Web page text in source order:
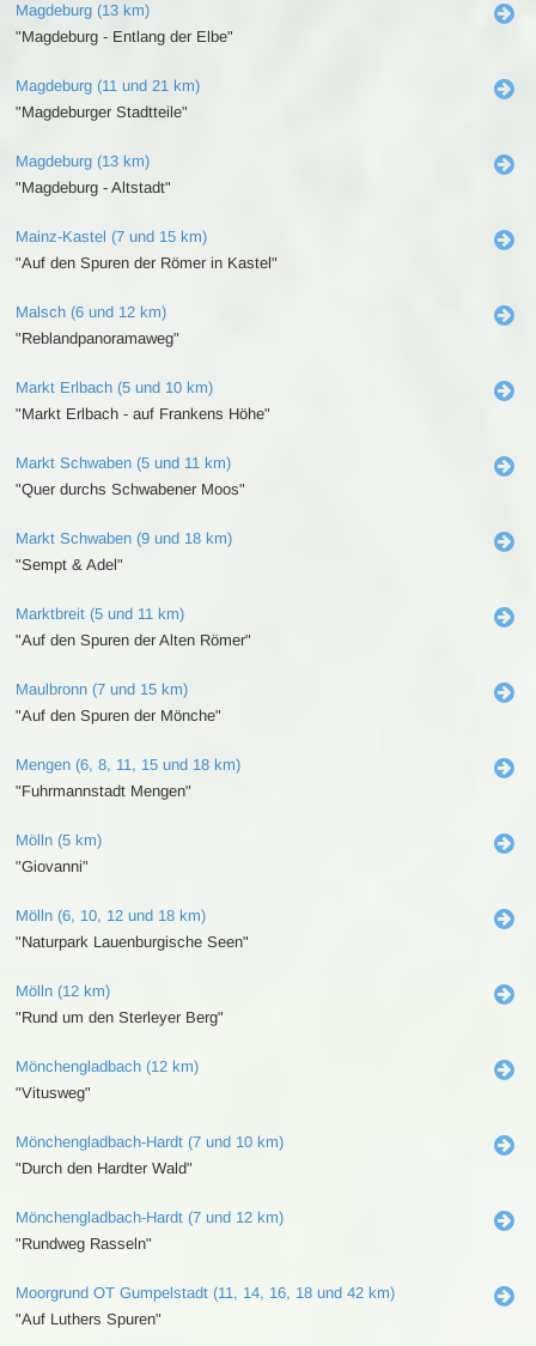
Magdeburg (13 km)
"Magdeburg - Entlang der Elbe"
Magdeburg (11 und 21 km)
"Magdeburger Stadtteile"
Magdeburg (13 km)
"Magdeburg - Altstadt"
Mainz-Kastel (7 und 15 km)
"Auf den Spuren der Römer in Kastel"
Malsch (6 und 12 km)
"Reblandpanoramaweg"
Markt Erlbach (5 und 10 km)
"Markt Erlbach - auf Frankens Höhe"
Markt Schwaben (5 und 11 km)
"Quer durchs Schwabener Moos"
Markt Schwaben (9 und 18 km)
"Sempt & Adel"
Marktbreit (5 und 11 km)
"Auf den Spuren der Alten Römer"
Maulbronn (7 und 15 km)
"Auf den Spuren der Mönche"
Mengen (6, 8, 11, 15 und 18 km)
"Fuhrmannstadt Mengen"
Mölln (5 km)
"Giovanni"
Mölln (6, 10, 12 und 18 km)
"Naturpark Lauenburgische Seen"
Mölln (12 km)
"Rund um den Sterleyer Berg"
Mönchengladbach (12 km)
"Vitusweg"
Mönchengladbach-Hardt (7 und 10 km)
"Durch den Hardter Wald"
Mönchengladbach-Hardt (7 und 12 km)
"Rundweg Rasseln"
Moorgrund OT Gumpelstadt (11, 14, 16, 18 und 42 km)
"Auf Luthers Spuren"